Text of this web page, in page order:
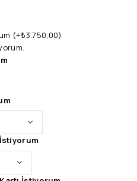
(+₺3.750,00)